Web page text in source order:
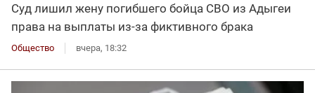
Суд лишил жену погибшего бойца СВО из Адыгеи
права на выплаты из-за фиктивного брака
Общество вчера, 18:32